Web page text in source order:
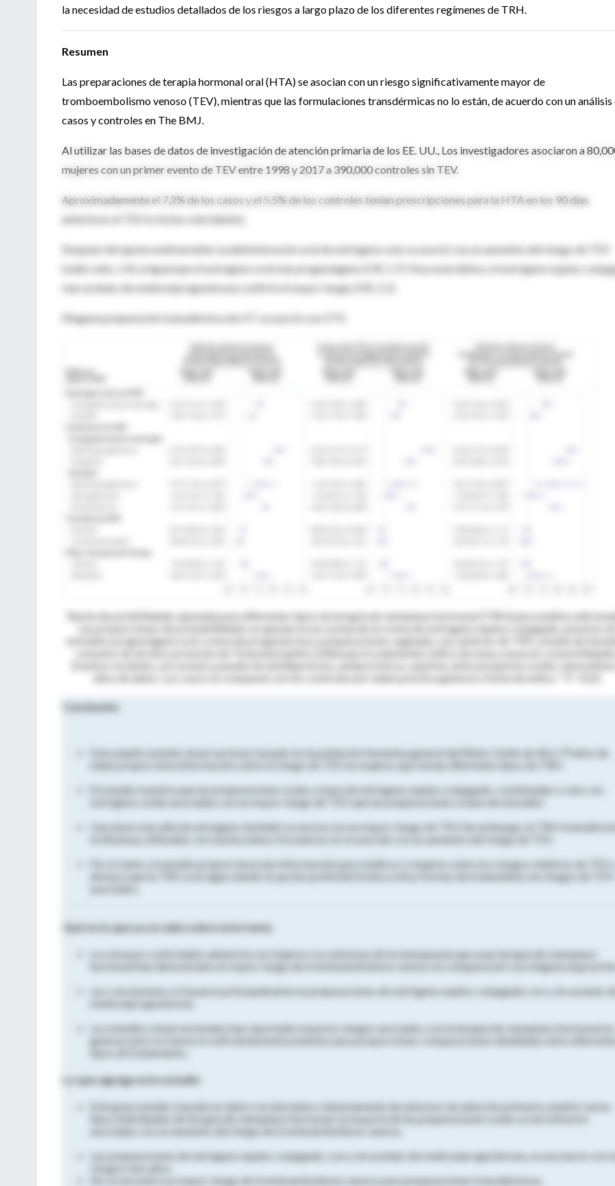
la necesidad de estudios detallados de los riesgos a largo plazo de los diferentes regímenes de TRH.
Resumen
Las preparaciones de terapia hormonal oral (HTA) se asocian con un riesgo significativamente mayor de
tromboembolismo venoso (TEV), mientras que las formulaciones transdérmicas no lo están, de acuerdo con un análisis
casos y controles en The BMJ.
Al utilizar las bases de datos de investigación de atención primaria de los EE. UU., Los investigadores asociaron a
mujeres con un primer evento de TEV entre 1998 y 2017 a 390,000 controles sin TEV.
Aproximadamente el 7,2% de los casos y el 5,5% de los controles tenían prescripciones para la HTA en los 90 días
anteriores al TEV (o fecha coincidente).
Después del ajuste multivariable, la administración oral de estrógeno solo se asoció con un aumento del riesgo de TEV
(odds ratio, 1.4), al igual que el estrógeno oral más progestágeno (OR, 1.7). Para este último, el estrógeno equino
más acetato de medroxiprogesterona confirió el mayor riesgo (OR, 2.1).
Ninguna preparación transdérmica de HT se asoció con VTE.
Razón de posibilidades ajustada para diferentes tipos de terapia de reemplazo hormonal (TRH) para análisis
Las proporciones de probabilidades se ajustan al uso actual de la crema de estrógeno equino conjugado, pesarios
estradiol, progestágeno oral, crema de progesterona o preparaciones vaginales, uso anterior de TRH, estado de
Conclusión
Este amplio estudio observacional, basado en la población femenina general del Reino Unido de 40 a 79 años de
El estudio muestra que las preparaciones orales a base de estrógeno equino conjugado, combinadas o solo con
Una dosis más alta de estrógeno también se asocia con un mayor riesgo de TEV. Sin embargo, la TRH
Por lo tanto, el estudio proporciona más información para médicos y mujeres sobre los riesgos relativos de TEV
Qué es lo que ya se sabe sobre este tema
Los ensayos controlados aleatorios en mujeres con síntomas de la menopausia que usan terapia de reemplazo
hormonal han demostrado un mayor riesgo de tromboembolismo venoso en comparación con ninguna
Las conclusiones se basaron principalmente en preparaciones de estrógeno equino conjugado con y sin acetato
Los estudios observacionales han reportado mayores riesgos asociados con la terapia de reemplazo hormonal en
Lo que agrega este estudio
Este gran estudio, basado en datos recolectados rutinariamente de entornos de atención primaria, analizó varios
Las preparaciones de estrógeno equino conjugado, con y sin acetato de medroxiprogesterona, se asociaron con
No se encontró un mayor riesgo de tromboembolismo venoso para preparaciones transdérmicas.